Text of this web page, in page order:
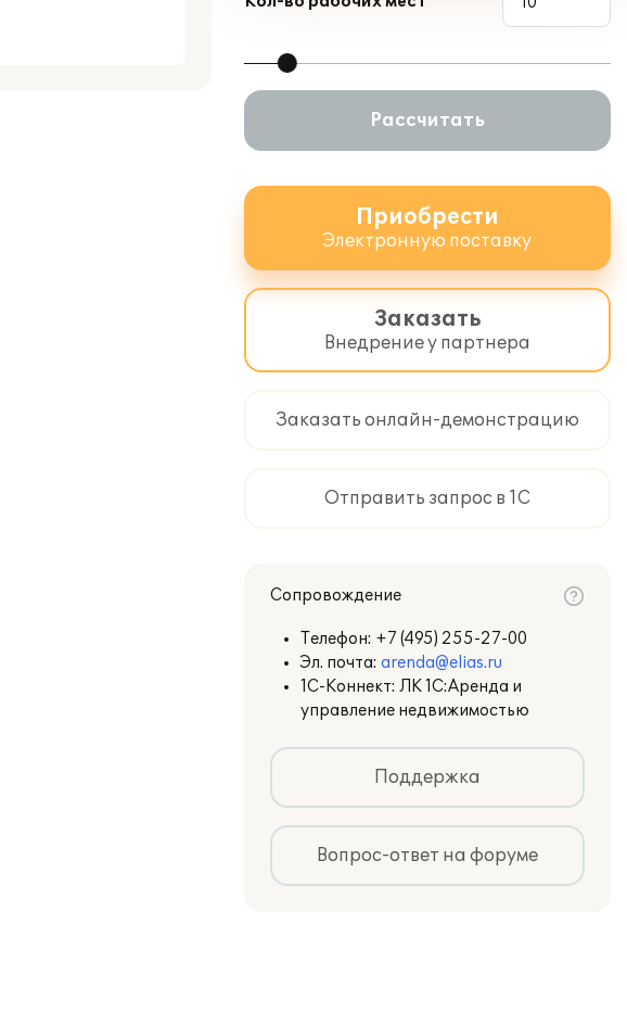
Рассчитать
Приобрести
Электронную поставку
Заказать
Внедрение у партнера
Заказать онлайн-демонстрацию
Отправить запрос в 1С
Сопровождение
Телефон: +7 (495) 255-27-00
Эл. почта: arenda@elias.ru
1С-Коннект: ЛК 1С:Аренда и
управление недвижимостью
Поддержка
Вопрос-ответ на форуме